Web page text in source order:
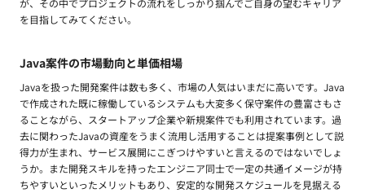
が、その中でプロジェクトの流れをしっかり掴んでご自身の望むキャリア
を目指してみてください。
Java案件の市場動向と単価相場
Javaを扱った開発案件は数も多く、市場の人気はいまだに高いです。Java
で作成された既に稼働しているシステムも大変多く保守案件の豊富さもさ
ることながら、スタートアップ企業や新規案件でも利用されています。過
去に関わったJavaの資産をうまく流用し活用することは提案事例として説
得力が生まれ、サービス展開にこぎつけやすいと言えるのではないでしょ
うか。また開発スキルを持ったエンジニア同士で一定の共通イメージが持
ちやすいといったメリットもあり、安定的な開発スケジュールを見据える